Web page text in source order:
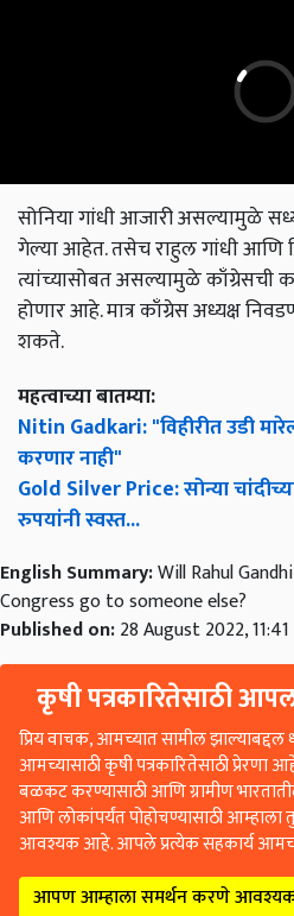
सोनिया गांधी आजारी असल्यामुळे
गेल्या आहेत. तसेच राहुल गांधी आणि
त्यांच्यासोबत असल्यामुळे
होणार आहे. मात्र काँग्रेस अध्यक्ष
शकते.
महत्वाच्या बातम्या:
Nitin Gadkari: "विहीरीत उडी
करणार नाही"
Gold Silver Price: सोन्या
रुपयांनी स्वस्त...
English Summary:Will Rahul
Congress go to someone else?
Published on:28 August 2022,
कृषी पत्रकारितेसाठी
प्रिय वाचक, आमच्यात सामील
आमच्यासाठी कृषी पत्रकारितेसाठी प्रेरणा
बळकट करण्यासाठी आणि ग्रामीण
आणि लोकांपर्यंत पोहोचण्यासाठी आम्हाला
आवश्यक आहे. आपले प्रत्येक सहकार्य
आपण आम्हाला समर्थन करणे